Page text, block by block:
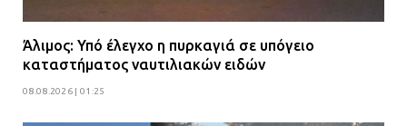
Άλιμος: Υπό έλεγχο η πυρκαγιά σε υπόγειο
καταστήματος ναυτιλιακών ειδών
08.08.2026 | 01:25